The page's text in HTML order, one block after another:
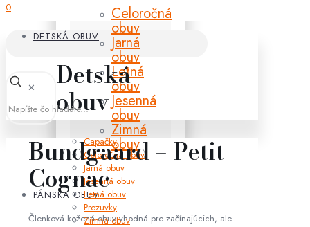
Celoročná
obuv
Jarná
obuv
Letná
obuv
Jesenná
obuv
Zimná
obuv
PÁNSKA OBUV
0
DETSKÁ OBUV
Detská
obuv
Capačky
Celoročná obuv
Jarná obuv
Jesenná obuv
Letná obuv
Prezuvky
Zimná obuv
✕
Bundgaard – Petit
Cognac
Členková kožená obuv vhodná pre začínajúcich, ale